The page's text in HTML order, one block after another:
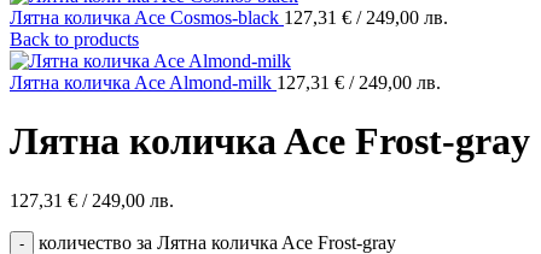
Лятна количкa Ace Cosmos-black 127,31 € / 249,00 лв.
Back to products
Лятна количкa Ace Almond-milk 127,31 € / 249,00 лв.
Лятна количкa Ace Frost-gray
127,31 € / 249,00 лв.
количество за Лятна количкa Ace Frost-gray